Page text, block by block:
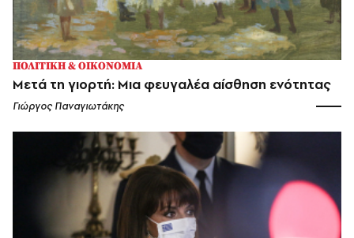
ΠΟΛΙΤΙΚΗ & ΟΙΚΟΝΟΜΙΑ
Μετά τη γιορτή: Μια φευγαλέα αίσθηση ενότητας
Γιώργος Παναγιωτάκης